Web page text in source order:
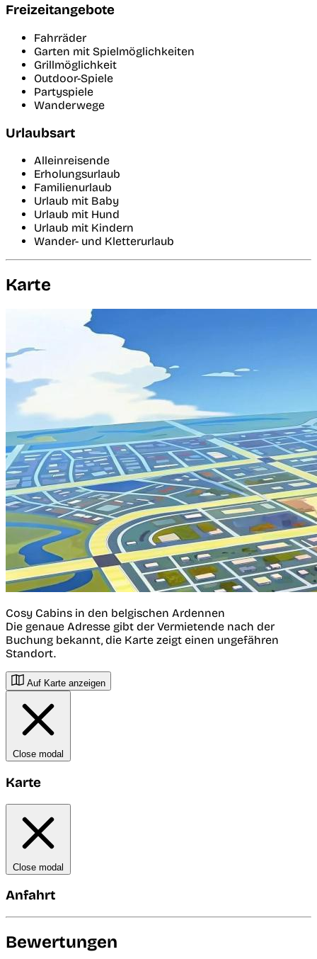
Freizeitangebote
Fahrräder
Garten mit Spielmöglichkeiten
Grillmöglichkeit
Outdoor-Spiele
Partyspiele
Wanderwege
Urlaubsart
Alleinreisende
Erholungsurlaub
Familienurlaub
Urlaub mit Baby
Urlaub mit Hund
Urlaub mit Kindern
Wander- und Kletterurlaub
Karte
Cosy Cabins in den belgischen Ardennen
Die genaue Adresse gibt der Vermietende nach der
Buchung bekannt, die Karte zeigt einen ungefähren
Standort.
Auf Karte anzeigen
Close modal
Karte
Close modal
Anfahrt
Bewertungen